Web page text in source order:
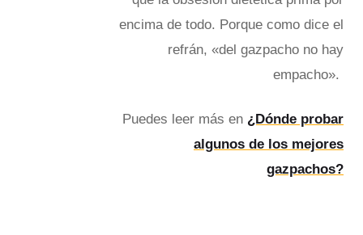
encima de todo. Porque como dice el
refrán, «del gazpacho no hay
empacho».
Puedes leer más en ¿Dónde probar
algunos de los mejores
gazpachos?